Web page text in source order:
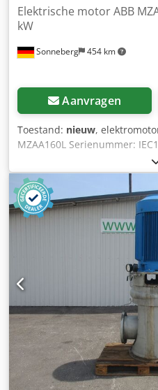
Sonneberg 454 km
Elektrische motor ABB
kW
Aanvragen
Toestand: nieuw,
MZAA160L Serienummer:
Snelheid: 1.460 tpm
120 mm Gewicht: 117 kg
Ej Hswa Staat: ongebruikt